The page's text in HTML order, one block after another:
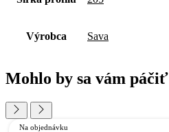
Výrobca Sava
Mohlo by sa vám páčiť
Na objednávku